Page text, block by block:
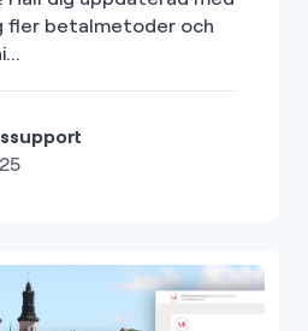
fler betalmetoder och